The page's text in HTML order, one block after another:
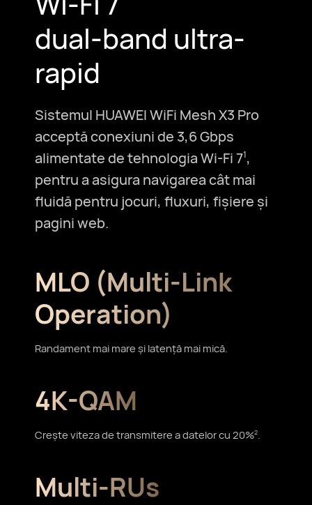
dual-band ultra-
rapid
Sistemul HUAWEI WiFi Mesh X3 Pro
acceptă conexiuni de 3,6 Gbps
alimentate de tehnologia Wi-Fi 71,
pentru a asigura navigarea cât mai
fluidă pentru jocuri, fluxuri, fișiere și
pagini web.
MLO (Multi-Link
Operation)
Randament mai mare șilatență mai mică.
4K-QAM
Crește viteza de transmitere a datelor cu 20%2.
Multi-RUs